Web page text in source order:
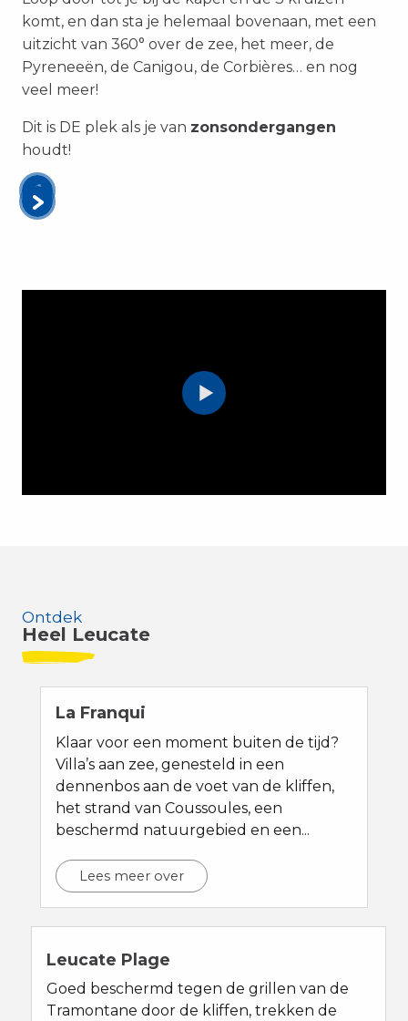
komt, en dan sta je helemaal bovenaan, met een
uitzicht van 360° over de zee, het meer, de
Pyreneeën, de Canigou, de Corbières… en nog
veel meer!
Dit is DE plek als je van zonsondergangen
houdt!
Ontdek
Heel Leucate
La Franqui
Klaar voor een moment buiten de tijd?
Villa’s aan zee, genesteld in een
dennenbos aan de voet van de kliffen,
het strand van Coussoules, een
beschermd natuurgebied en een...
Lees meer over
Leucate Plage
Goed beschermd tegen de grillen van de
Tramontane door de kliffen, trekken de